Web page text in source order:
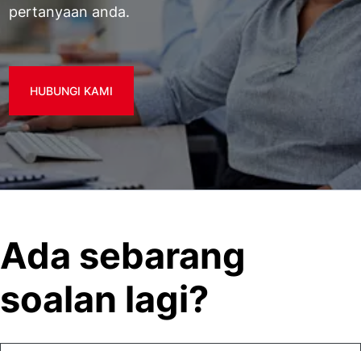
pertanyaan anda.
HUBUNGI KAMI
Ada sebarang
soalan lagi?